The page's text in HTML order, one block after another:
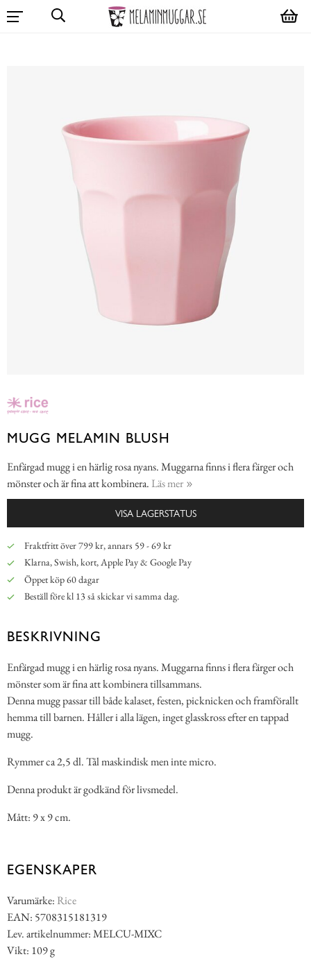
MUGG MELAMIN BLUSH
Enfärgad mugg i en härlig rosa nyans. Muggarna finns i flera färger och
mönster och är fina att kombinera. Läs mer
VISA LAGERSTATUS
Fraktfritt över 799 kr, annars 59 - 69 kr
Klarna, Swish, kort, Apple Pay & Google Pay
Öppet köp 60 dagar
Beställ före kl 13 så skickar vi samma dag.
BESKRIVNING
Enfärgad mugg i en härlig rosa nyans. Muggarna finns i flera färger och
mönster som är fina att kombinera tillsammans.
Denna mugg passar till både kalaset, festen, picknicken och framförallt
hemma till barnen. Håller i alla lägen, inget glasskross efter en tappad
mugg.
Rymmer ca 2,5 dl. Tål maskindisk men inte micro.
Denna produkt är godkänd för livsmedel.
Mått: 9 x 9 cm.
EGENSKAPER
Varumärke: Rice
EAN: 5708315181319
Lev. artikelnummer: MELCU-MIXC
Vikt: 109 g